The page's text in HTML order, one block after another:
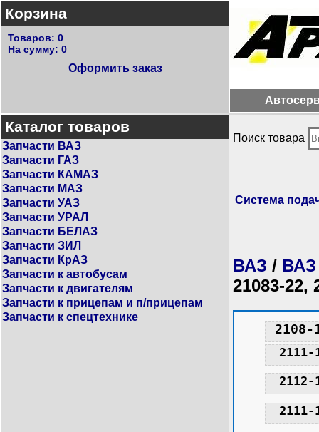
Корзина
Товаров: 0
На сумму: 0
Оформить заказ
Каталог товаров
Запчасти ВАЗ
Запчасти ГАЗ
Запчасти КАМАЗ
Запчасти МАЗ
Запчасти УАЗ
Запчасти УРАЛ
Запчасти БЕЛАЗ
Запчасти ЗИЛ
Запчасти КрАЗ
Запчасти к автобусам
Запчасти к двигателям
Запчасти к прицепам и п/прицепам
Запчасти к спецтехнике
Поиск товара
Система
ВАЗ / ВАЗ
21083-22,
2108-
2111-
2111-
2112-